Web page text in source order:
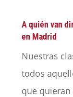
A quién van
en Madrid
Nuestras
todos
que